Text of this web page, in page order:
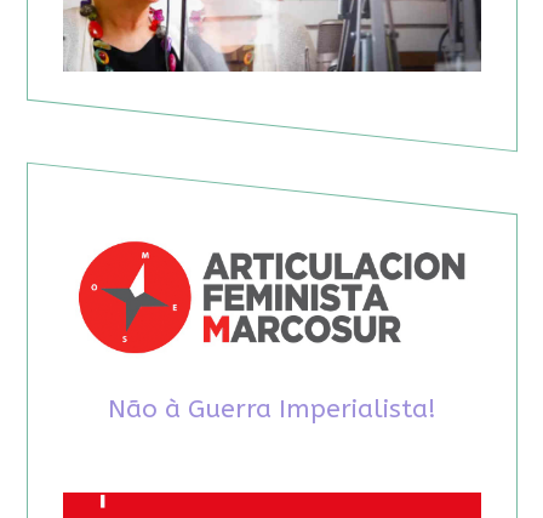
Não à Guerra Imperialista!